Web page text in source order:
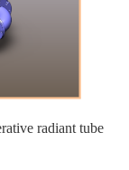
radiant tube